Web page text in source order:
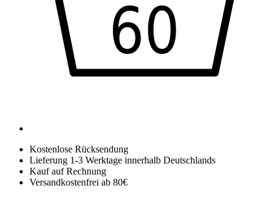
Kostenlose Rücksendung
Lieferung 1-3 Werktage innerhalb Deutschlands
Kauf auf Rechnung
Versandkostenfrei ab 80€